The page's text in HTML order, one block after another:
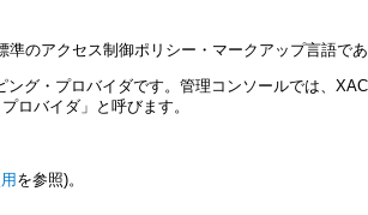
のアクセス制御ポリシー・マークアップ言語で
グ・プロバイダです。管理コンソールでは、
ロバイダ」と呼びます。
を参照)。